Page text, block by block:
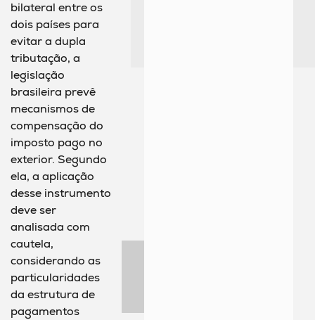
bilateral entre os
dois países para
evitar a dupla
tributação, a
legislação
brasileira prevê
mecanismos de
compensação do
imposto pago no
exterior. Segundo
ela, a aplicação
desse instrumento
deve ser
analisada com
cautela,
considerando as
particularidades
da estrutura de
pagamentos